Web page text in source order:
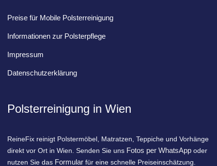
Preise für Mobile Polsterreinigung
Informationen zur Polsterpflege
Impressum
Datenschutzerklärung
Polsterreinigung in Wien
ReineFix reinigt Polstermöbel, Matratzen, Teppiche und Vorhänge
direkt vor Ort in Wien. Senden Sie uns Fotos per WhatsApp oder
nutzen Sie das Formular für eine schnelle Preiseinschätzung.